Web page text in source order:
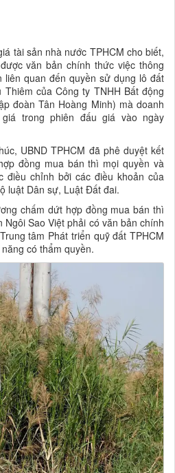
tài sản nhà nước TPHCM cho biết,
văn bản chính thức việc thông
liên quan đến quyền sử dụng lô đất
của Công ty TNHH Bất động
đoàn Tân Hoàng Minh) mà doanh
trong phiên đấu giá vào ngày
UBND TPHCM đã phê duyệt kết
đồng mua bán thì mọi quyền và
điều chỉnh bởi các điều khoản của
luật Dân sự, Luật Đất đai.
chấm dứt hợp đồng mua bán thì
Ngôi Sao Việt phải có văn bản chính
tâm Phát triển quỹ đất TPHCM
có thẩm quyền.